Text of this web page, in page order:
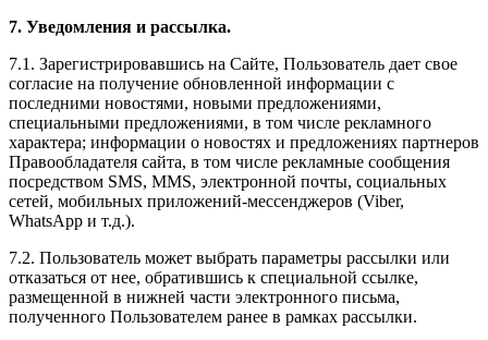
7. Уведомления и рассылка.
7.1. Зарегистрировавшись на Сайте, Пользователь дает свое
согласие на получение обновленной информации с
последними новостями, новыми предложениями,
специальными предложениями, в том числе рекламного
характера; информации о новостях и предложениях партнеров
Правообладателя сайта, в том числе рекламные сообщения
посредством SMS, MMS, электронной почты, социальных
сетей, мобильных приложений-мессенджеров (Viber,
WhatsApp и т.д.).
7.2. Пользователь может выбрать параметры рассылки или
отказаться от нее, обратившись к специальной ссылке,
размещенной в нижней части электронного письма,
полученного Пользователем ранее в рамках рассылки.